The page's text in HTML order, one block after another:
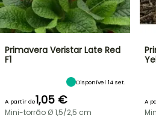
Primavera Veristar Late Red
F1
Disponível 14 set.
A partir de1,05 €
Mini-torrão Ø 1,5/2,5 cm
A